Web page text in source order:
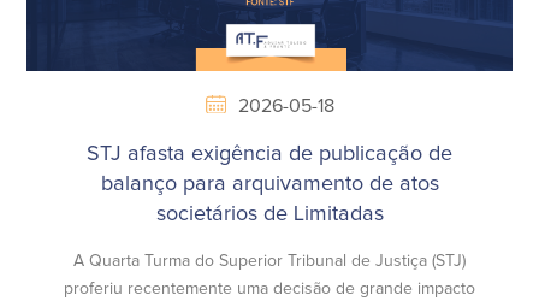
2026-05-18
STJ afasta exigência de publicação de
balanço para arquivamento de atos
societários de Limitadas
A Quarta Turma do Superior Tribunal de Justiça (STJ)
proferiu recentemente uma decisão de grande impacto